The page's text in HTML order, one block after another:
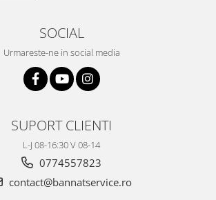
SOCIAL
Urmareste-ne in social media
SUPORT CLIENTI
L-J 08-16:30 V 08-14
0774557823
contact@bannatservice.ro